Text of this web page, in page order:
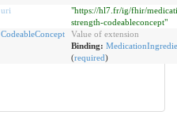
uri
"https://hl7.fr/ig/fhir/
strength-codeableconcept"
CodeableConcept
Value of extension
Binding:
(required)